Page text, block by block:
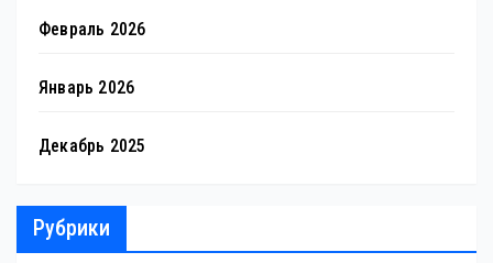
Февраль 2026
Январь 2026
Декабрь 2025
Рубрики